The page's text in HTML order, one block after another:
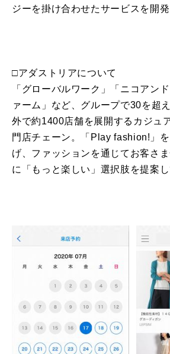
ジーを掛け合わせたサービスを開発
□アダストリアについて
「グローバルワーク」「ニコアン
ァーム」など、グループで30を超
外で約1400店舗を展開するカジュ
門店チェーン。「Play fashion!」
げ、ファッションを通じてお客さ
に「もっと楽しい」選択肢を提案し